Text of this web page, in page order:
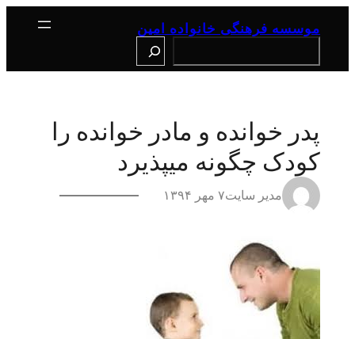
موسسه فرهنگی خانواده امین
پدر خوانده و مادر خوانده را
کودک چگونه میپذیرد
مدیر سایت۷ مهر ۱۳۹۴